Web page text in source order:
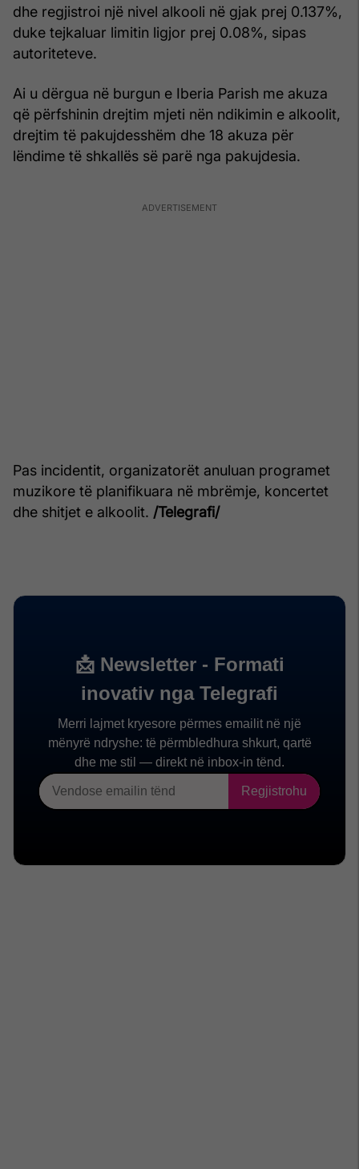
dhe regjistroi një nivel alkooli në gjak prej 0.137%,
duke tejkaluar limitin ligjor prej 0.08%, sipas
autoriteteve.
Ai u dërgua në burgun e Iberia Parish me akuza
që përfshinin drejtim mjeti nën ndikimin e alkoolit,
drejtim të pakujdesshëm dhe 18 akuza për
lëndime të shkallës së parë nga pakujdesia.
Pas incidentit, organizatorët anuluan programet
muzikore të planifikuara në mbrëmje, koncertet
dhe shitjet e alkoolit. /Telegrafi/